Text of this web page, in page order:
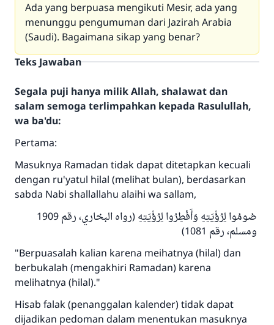
Ada yang berpuasa mengikuti Mesir, ada yang
menunggu pengumuman dari Jazirah Arabia
(Saudi). Bagaimana sikap yang benar?
Teks Jawaban
Segala puji hanya milik Allah, shalawat dan
salam semoga terlimpahkan kepada Rasulullah,
wa ba'du:
Pertama:
Masuknya Ramadan tidak dapat ditetapkan kecuali
dengan ru'yatul hilal (melihat bulan), berdasarkan
sabda Nabi shallallahu alaihi wa sallam,
صُومُوا لِرُؤْيَتِهِ وَأَفْطِرُوا لِرُؤْيَتِهِ (رواه البخاري، رقم 1909
ومسلم، رقم 1081)
"Berpuasalah kalian karena meihatnya (hilal) dan
berbukalah (mengakhiri Ramadan) karena
melihatnya (hilal)."
Hisab falak (penanggalan kalender) tidak dapat
dijadikan pedoman dalam menentukan masuknya